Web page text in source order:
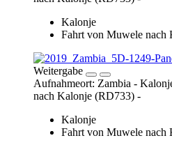
Aufnahmeort: Zambia -
nach Kalonje (RD733) -
Kalonje
Fahrt von Muwele nach
Aufnahmeort: Zambia -
nach Kalonje (RD733) -